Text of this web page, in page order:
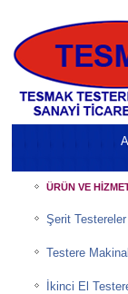
ÜRÜN VE
Şerit Testereler
Testere
İkinci El